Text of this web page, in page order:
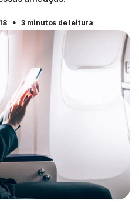
· 3 minutos de leitura